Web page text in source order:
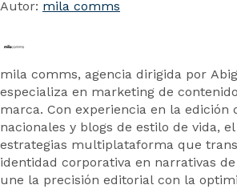
Autor: mila comms
mila comms, agencia dirigida por
especializa en marketing de
marca. Con experiencia en la edición
nacionales y blogs de estilo de vida,
estrategias multiplataforma que
identidad corporativa en narrativas
une la precisión editorial con la